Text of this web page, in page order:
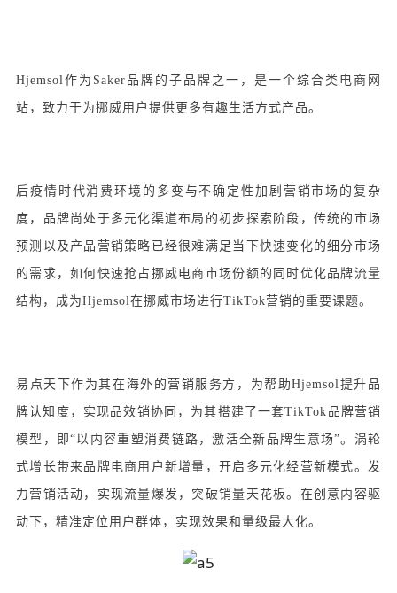
Hjemsol作为Saker品牌的子品牌之一，是一个综合类电商网
站，致力于为挪威用户提供更多有趣生活方式产品。
后疫情时代消费环境的多变与不确定性加剧营销市场的复杂
度，品牌尚处于多元化渠道布局的初步探索阶段，传统的市场
预测以及产品营销策略已经很难满足当下快速变化的细分市场
的需求，如何快速抢占挪威电商市场份额的同时优化品牌流量
结构，成为Hjemsol在挪威市场进行TikTok营销的重要课题。
易点天下作为其在海外的营销服务方，为帮助Hjemsol提升品
牌认知度，实现品效销协同，为其搭建了一套TikTok品牌营销
模型，即“以内容重塑消费链路，激活全新品牌生意场”。涡轮
式增长带来品牌电商用户新增量，开启多元化经营新模式。发
力营销活动，实现流量爆发，突破销量天花板。在创意内容驱
动下，精准定位用户群体，实现效果和量级最大化。